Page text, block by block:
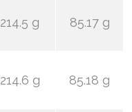
214.5 g 85.17 g
214.6 g 85.18 g